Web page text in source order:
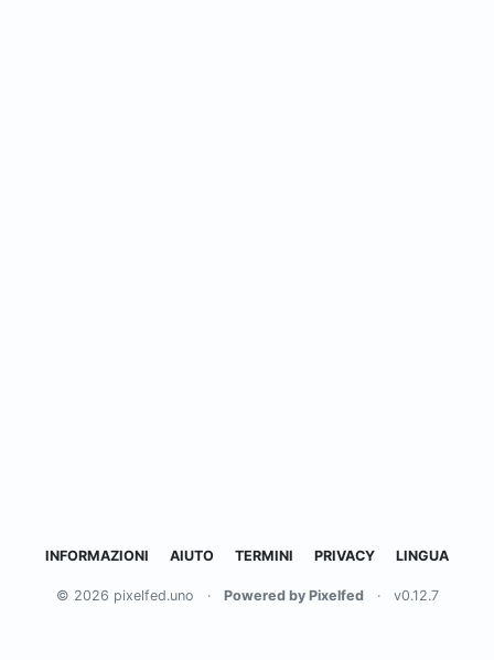
INFORMAZIONI AIUTO TERMINI PRIVACY LINGUA
© 2026 pixelfed.uno · Powered by Pixelfed · v0.12.7